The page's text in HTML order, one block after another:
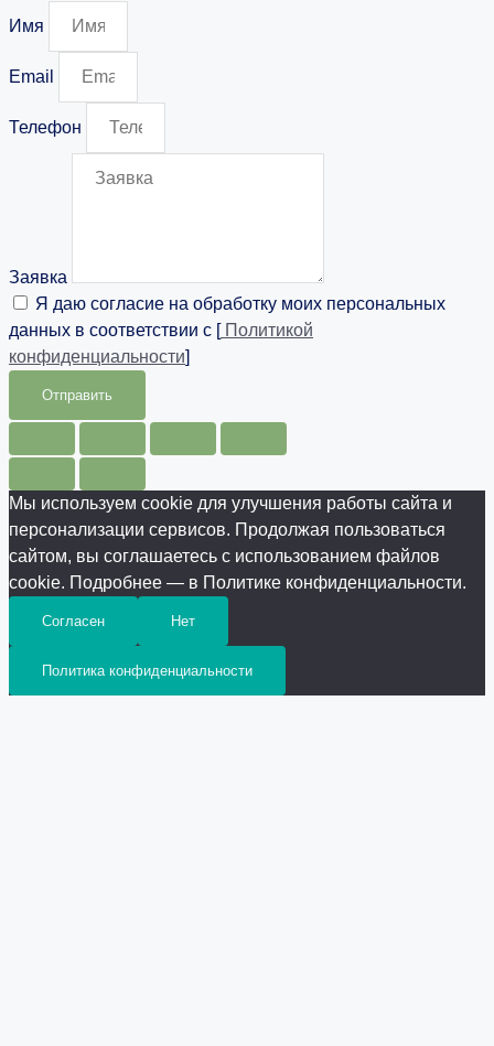
Имя
Email
Телефон
Заявка
Я даю согласие на обработку моих персональных
данных в соответствии с [Политикой
конфиденциальности]
Отправить
Мы используем cookie для улучшения работы сайта и
персонализации сервисов. Продолжая пользоваться
сайтом, вы соглашаетесь с использованием файлов
cookie. Подробнее — в Политике конфиденциальности.
Согласен Нет
Политика конфиденциальности